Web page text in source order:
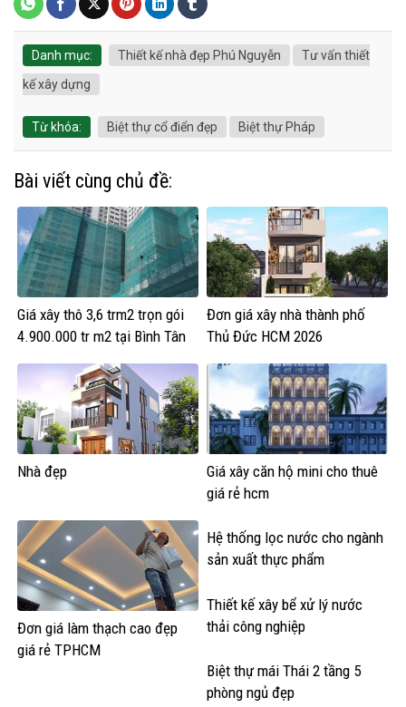
Danh mục: Thiết kế nhà đẹp Phú Nguyễn
Tư vấn thiết
kế xây dựng
Từ khóa: Biệt thự cổ điển đẹp Biệt thự Pháp
Bài viết cùng chủ đề:
Giá xây thô 3,6 trm2 trọn gói
4.900.000 tr m2 tại Bình Tân
Đơn giá xây nhà thành phố
Thủ Đức HCM 2026
Nhà đẹp
Giá xây căn hộ mini cho thuê
giá rẻ hcm
Đơn giá làm thạch cao đẹp
giá rẻ TPHCM
Hệ thống lọc nước cho ngành
sản xuất thực phẩm
Thiết kế xây bể xử lý nước
thải công nghiệp
Biệt thự mái Thái 2 tầng 5
phòng ngủ đẹp